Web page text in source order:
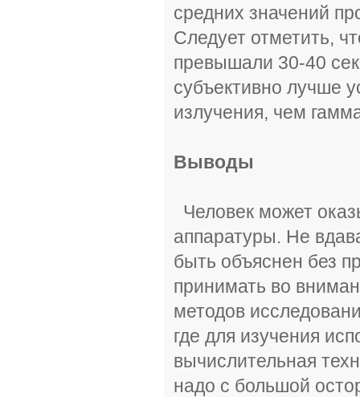
средних значений
Следует отметить,
превышали 30-40
субъективно лучше
излучения, чем
Выводы
Человек может
аппаратуры. Не
быть объяснен без
принимать во
методов
где для изучения
вычислительная
надо с большой